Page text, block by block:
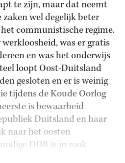
te zijn, maar dat neemt
wel degelijk beter
communistische regime.
was er gratis
en was het onderwijs
loopt Oost-Duitsland
gesloten en er is weinig
tijdens de Koude Oorlog
is bewaarheid
Duitsland en haar
naar het oosten
DDR is in rook